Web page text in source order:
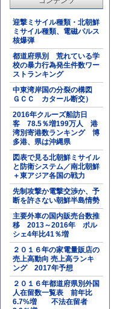
迎撃ミサイル種類・北朝鮮
ミサイル種類、電磁パルス
核爆弾
都道府県別 荒れている学
校の暴力行為発生件数ワー
ストランキング
中東湾岸国の分裂の構図
ＧＣＣ カタール断交）
2016年クルーズ船訪日
客 78.5％増199万人 港
湾別寄港数ランキング 博
多港、県は沖縄県
図表で見る北朝鮮ミサイル
と防衛システム／南北朝鮮
＋東アジア各国の戦力
先制攻撃か電撃交渉か、予
断を許さない朝鮮半島情勢
主要外車の国内販売台数推
移 2013～2016年 ポル
シェ4年比41％増
２０１６年の家電量販店の
売上高動向 売上高ランキ
ング 2017年予想
２０１６年都道府県別外国
人在留数一覧表 前年比
6.7%増 不法在留者